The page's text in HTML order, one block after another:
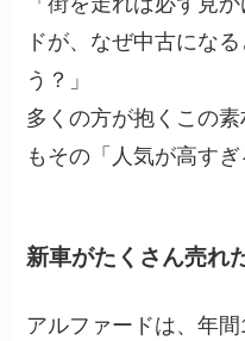
ドが、なぜ中古にな
う？」
多くの方が抱くこの
もその「人気が高す
新車がたくさん売れ
アルファードは、年